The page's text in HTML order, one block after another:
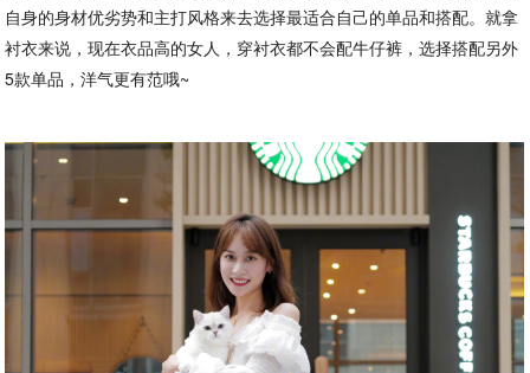
自身的身材优劣势和主打风格来去选择最适合自己的单品和搭配。就拿
衬衣来说，现在衣品高的女人，穿衬衣都不会配牛仔裤，选择搭配另外
5款单品，洋气更有范哦~